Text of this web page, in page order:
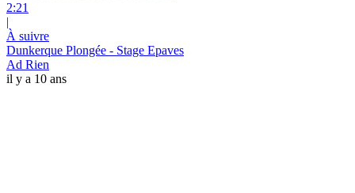
2:21
|
À suivre
Dunkerque Plongée - Stage Epaves
Ad Rien
il y a 10 ans